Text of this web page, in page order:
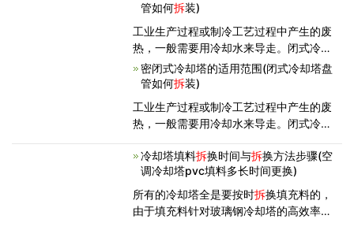
管如何拆装)
工业生产过程或制冷工艺过程中产生的废
热，一般需要用冷却水来导走。闭式冷却
塔的作用就是将携带废热的冷却水在塔内
与空气进行热交换，使废热传输给空气并
于火电厂内，锅炉将水加热成
密闭式冷却塔的适用范围(闭式冷却塔盘
管如何拆装)
工业生产过程或制冷工艺过程中产生的废
热，一般需要用冷却水来导走。闭式冷却
与空气进行热交换，使废热传输给空气并
散入大气中。 密闭式冷却塔主要应用
于火电厂内，锅炉将水加热成
冷却塔填料拆换时间与拆换方法步骤(空
调冷却塔pvc填料多长时间更换)
所有的冷却塔全是要按时拆换填充料的，
由于填充料针对玻璃钢冷却塔的高效率十